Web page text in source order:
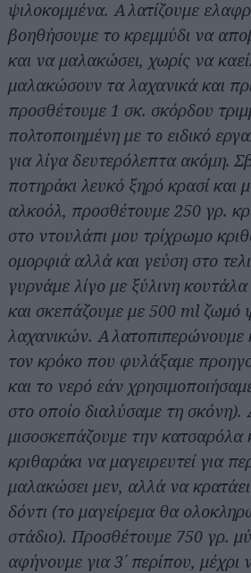
ψιλοκομμένα. Αλατίζουμε
βοηθήσουμε το κρεμμύδι να
και να μαλακώσει, χωρίς να
μαλακώσουν τα λαχανικά και
προσθέτουμε 1 σκ. σκόρδου
πολτοποιημένη με το ειδικό
για λίγα δευτερόλεπτα ακόμη.
ποτηράκι λευκό ξηρό κρασί και
αλκοόλ, προσθέτουμε 250 γρ.
στο ντουλάπι μου τρίχρωμο
ομορφιά αλλά και γεύση στο
γυρνάμε λίγο με ξύλινη κουτάλα
και σκεπάζουμε με 500 ml ζωμό
λαχανικών. Αλατοπιπερώνουμε
τον κρόκο που φυλάξαμε
και το νερό εάν
στο οποίο διαλύσαμε τη σκόνη).
μισοσκεπάζουμε την κατσαρόλα
κριθαράκι να μαγειρευτεί για
μαλακώσει μεν, αλλά να
δόντι (το μαγείρεμα θα
στάδιο). Προσθέτουμε 750 γρ.
αφήνουμε για 3΄ περίπου, μέχρι